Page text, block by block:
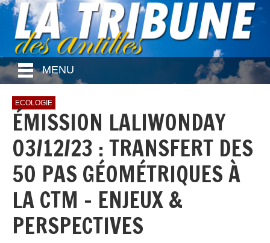
MENU
ECOLOGIE
ÉMISSION LALIWONDAY
03/12/23 : TRANSFERT DES
50 PAS GÉOMÉTRIQUES À
LA CTM - ENJEUX &
PERSPECTIVES